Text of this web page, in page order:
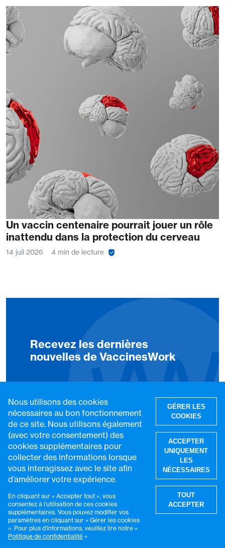
Un vaccin centenaire pourrait jouer un rôle
inattendu dans la protection du cerveau
14 juil 2026 4 min de lecture
Recevez les dernières
nouvelles de VaccinesWork
Notes », notre newsletter
hebdomadaire sur LinkedIn, pour
recevoir les dernières nouvelles
et articles de VaccinesWork.
S'abonner
Nous utilisons des cookies
nécessaires au bon fonctionnement
de ce site. Nous utilisons également
(avec votre consentement) des
cookies supplémentaires pour
collecter des informations lorsque
vous interagissez avec le site afin
d’améliorer votre expérience.
En cliquant sur « Accepter tout », vous
consentez à l’utilisation de ces cookies
supplémentaires. Vous pouvez modifier vos
paramètres en cliquant sur « Gérer les cookies
». Pour plus d’informations, veuillez lire notre «
Politique de confidentialité »
GÉRER LES
COOKIES
ACCEPTER
UNIQUEMENT
LES
NÉCESSAIRES
TOUT
ACCEPTER